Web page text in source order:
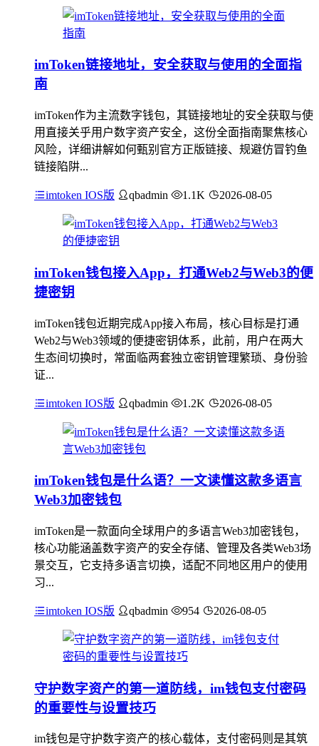
imToken链接地址，安全获取与使用的全面指
南
imToken作为主流数字钱包，其链接地址的安全获取与使
用直接关乎用户数字资产安全，这份全面指南聚焦核心
风险，详细讲解如何甄别官方正版链接、规避仿冒钓鱼
链接陷阱...
imtoken IOS版 qbadmin 1.1K 2026-08-05
imToken钱包接入App，打通Web2与Web3的便
捷密钥
imToken钱包近期完成App接入布局，核心目标是打通
Web2与Web3领域的便捷密钥体系，此前，用户在两大
生态间切换时，常面临两套独立密钥管理繁琐、身份验
证...
imtoken IOS版 qbadmin 1.2K 2026-08-05
imToken钱包是什么语？一文读懂这款多语言
Web3加密钱包
imToken是一款面向全球用户的多语言Web3加密钱包，
核心功能涵盖数字资产的安全存储、管理及各类Web3场
景交互，它支持多语言切换，适配不同地区用户的使用
习...
imtoken IOS版 qbadmin 954 2026-08-05
守护数字资产的第一道防线，im钱包支付密码
的重要性与设置技巧
im钱包是守护数字资产的核心载体，支付密码则是其筑